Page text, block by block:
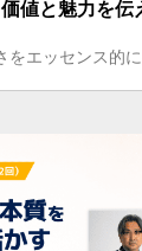
価値と魅力を伝